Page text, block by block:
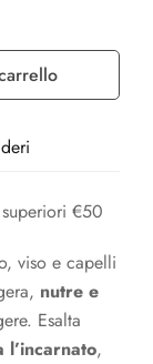
€50
viso e capelli
nutre e
Esalta
l’incarnato,